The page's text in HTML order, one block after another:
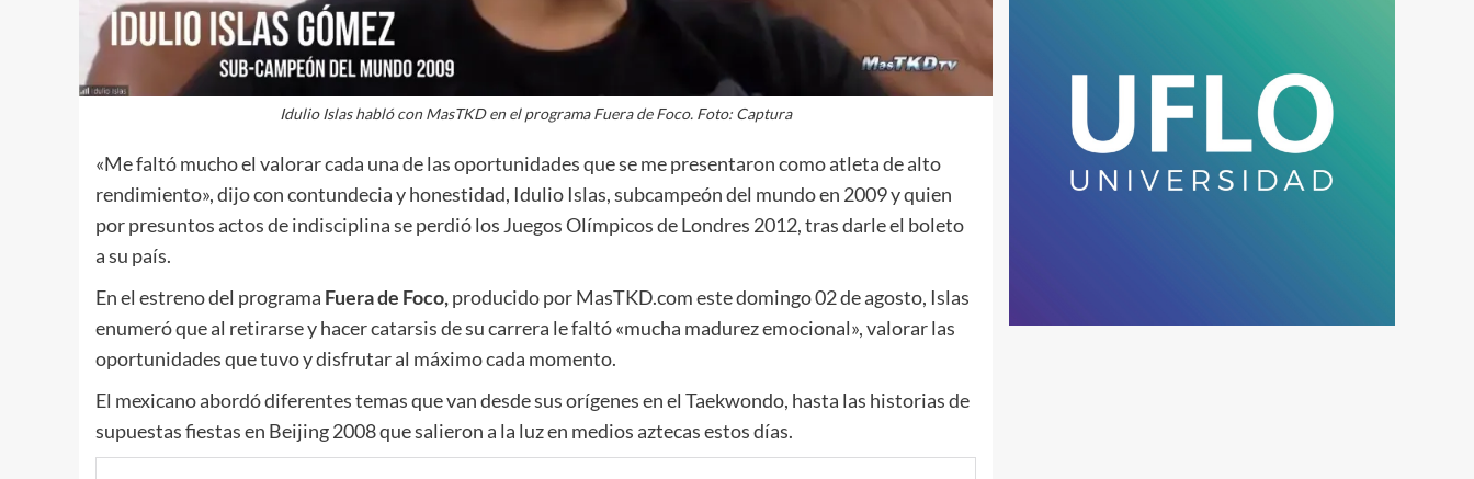
Idulio Islas habló con MasTKD en el programa Fuera de Foco. Foto: Captura
«Me faltó mucho el valorar cada una de las oportunidades que se me presentaron como atleta de alto
rendimiento», dijo con contundecia y honestidad, Idulio Islas, subcampeón del mundo en 2009 y quien
por presuntos actos de indisciplina se perdió los Juegos Olímpicos de Londres 2012, tras darle el boleto
a su país.
En el estreno del programa Fuera de Foco,producido por MasTKD.com este domingo 02 de agosto, Islas
enumeró que al retirarse y hacer catarsis de su carrera le faltó «mucha madurez emocional», valorar las
oportunidades que tuvo y disfrutar al máximo cada momento.
El mexicano abordó diferentes temas que van desde sus orígenes en el Taekwondo, hasta las historias de
supuestas fiestas en Beijing 2008 que salieron a la luz en medios aztecas estos días.